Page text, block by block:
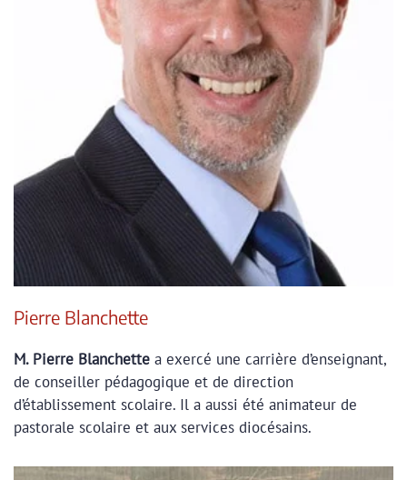
Pierre Blanchette
M. Pierre Blanchette a exercé une carrière d’enseignant,
de conseiller pédagogique et de direction
d’établissement scolaire. Il a aussi été animateur de
pastorale scolaire et aux services diocésains.